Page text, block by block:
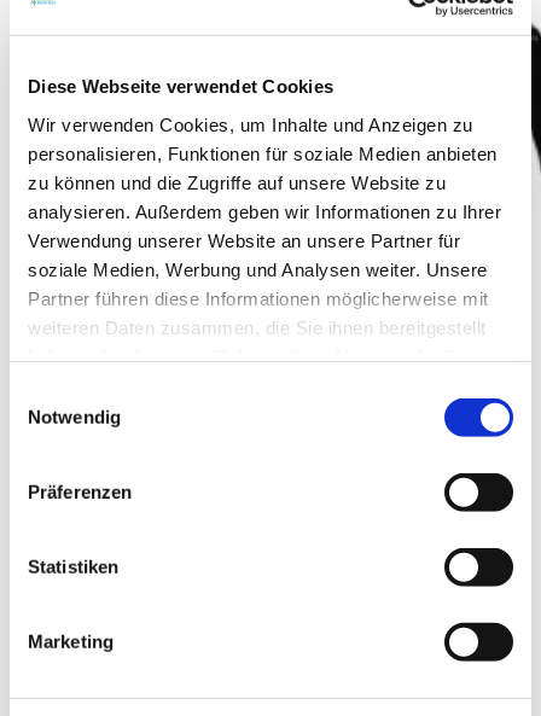
Diese Webseite verwendet Cookies
Wir verwenden Cookies, um Inhalte und Anzeigen zu
personalisieren, Funktionen für soziale Medien anbieten
zu können und die Zugriffe auf unsere Website zu
analysieren. Außerdem geben wir Informationen zu Ihrer
Verwendung unserer Website an unsere Partner für
soziale Medien, Werbung und Analysen weiter. Unsere
Partner führen diese Informationen möglicherweise mit
weiteren Daten zusammen, die Sie ihnen bereitgestellt
Notwendig
Präferenzen
Statistiken
Marketing
Weingut Bäder